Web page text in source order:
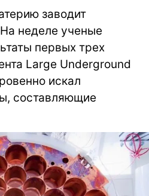
заводит
неделе ученые
первых трех
Large Underground
искал
составляющие